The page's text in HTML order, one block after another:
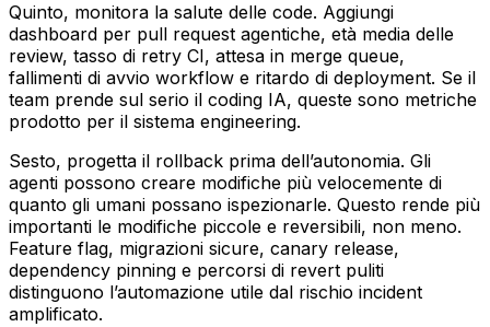
Quinto, monitora la salute delle code. Aggiungi
dashboard per pull request agentiche, età media delle
review, tasso di retry CI, attesa in merge queue,
fallimenti di avvio workflow e ritardo di deployment. Se il
team prende sul serio il coding IA, queste sono metriche
prodotto per il sistema engineering.
Sesto, progetta il rollback prima dell’autonomia. Gli
agenti possono creare modifiche più velocemente di
quanto gli umani possano ispezionarle. Questo rende più
importanti le modifiche piccole e reversibili, non meno.
Feature flag, migrazioni sicure, canary release,
dependency pinning e percorsi di revert puliti
distinguono l’automazione utile dal rischio incident
amplificato.